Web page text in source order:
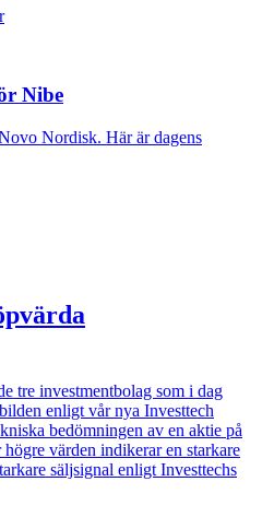
Nibe
Nordisk. Här är dagens
tre investmentbolag som i dag
enligt vår nya Investtech
bedömningen av en aktie på
värden indikerar en starkare
säljsignal enligt Investtechs